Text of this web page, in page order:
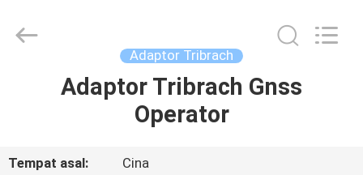
RUMAH
Instrument
Co.,Ltd.
Adaptor Tribrach
Adaptor Tribrach Gnss
Operator
Tempat asal:
Cina